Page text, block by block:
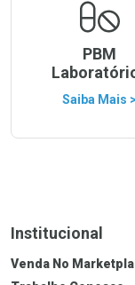
Ver
PBM
Saiba Mais >
Institucional
Venda No